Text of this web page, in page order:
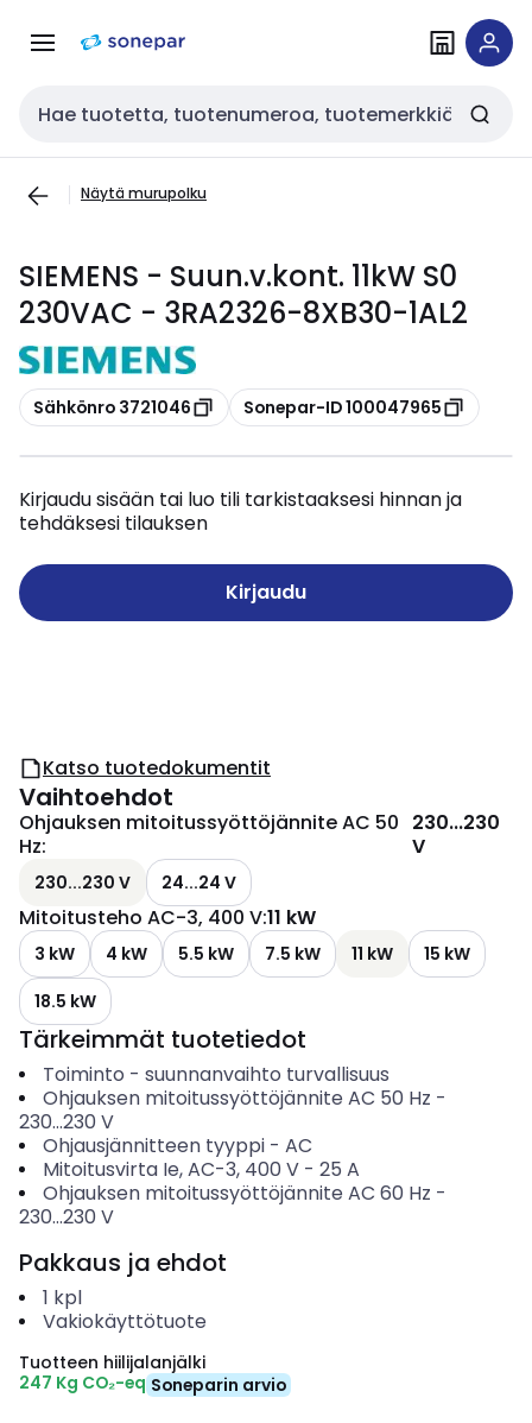
navigointiinsisältöön
Haku
Näytä murupolku
SIEMENS - Suun.v.kont. 11kW S0
230VAC - 3RA2326-8XB30-1AL2
Kopioi
Sähkönro 3721046 Kopioi
Sonepar-ID 100047965
Kirjaudu sisään tai luo tili tarkistaaksesi hinnan ja
tehdäksesi tilauksen
Kirjaudu
Katso tuotedokumentit
Vaihtoehdot
Ohjauksen mitoitussyöttöjännite AC 50
Hz:
230...230
V
230...230 V 24...24 V
Mitoitusteho AC-3, 400 V:11 kW
3 kW 4 kW 5.5 kW 7.5 kW 11 kW
15 kW
18.5 kW
Tärkeimmät tuotetiedot
Toiminto - suunnanvaihto turvallisuus
Ohjauksen mitoitussyöttöjännite AC 50 Hz -
230...230 V
Ohjausjännitteen tyyppi- AC
Mitoitusvirta Ie, AC-3, 400 V- 25 A
Ohjauksen mitoitussyöttöjännite AC 60 Hz -
230...230 V
Pakkaus ja ehdot
1 kpl
Vakiokäyttötuote
Tuotteen hiilijalanjälki
247 Kg CO₂-eq Soneparin arvio